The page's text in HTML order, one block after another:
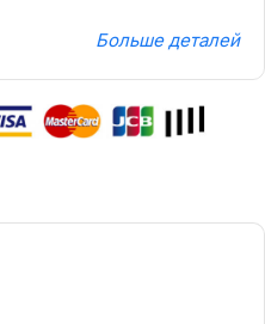
Больше деталей